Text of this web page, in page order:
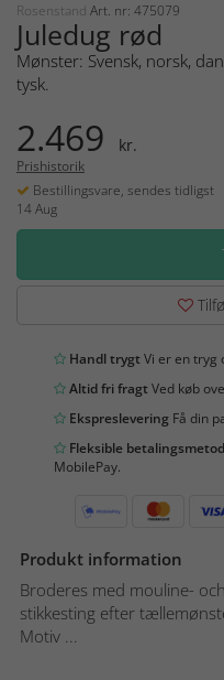
Rosenstand Art. nr: 475079
Juledug rød
Mønster: Svensk, norsk,
tysk.
2.469 kr.
Prishistorik
Bestillingsvare, sendes tidligst
14 Aug
Handl trygtVi er en tryg
Altid fri fragtVed køb
Ekspreslevering Få din
Fleksible
MobilePay.
Produkt information
Broderes med mouline-
stikkesting efter
Motiv ...